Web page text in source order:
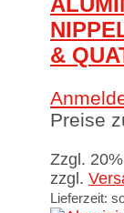
&
Preise
Zzgl.
zzgl.
Lieferzeit: